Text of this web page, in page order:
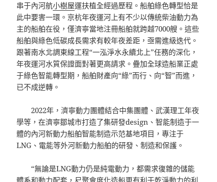
串于內河航小樹屋運扶植全經過歷程。船舶綠色轉型恰是
此中要害一環。京杭年夜運河上有不少以傳統柴油動力為
主的船舶在役，僅濟寧當地注冊船舶就跨越7000艘。這些
船舶與綠色低碳成長需求有較年夜差距，亟需進級迭代。
跟著南水北調東線工程“一泓淨水永續北上”任務的深化，
年夜運河水質保證面對著更高請求。疊加全球造船業正處
于綠色智能轉型期，船舶財產向“綠”而行、向“智”而進，
已不成逆轉。
2022年，濟寧動力團體結合中集團體、武漢理工年夜
學等，在濟寧鄒城市打造了集研發design、智能制造于一
體的內河新動力船舶智能制造示范基地項目，專注于
LNG、電能等外河新動力船舶的研發、制造和保護。
“無論是LNG動力仍是純電動力，都需求復雜的儲能